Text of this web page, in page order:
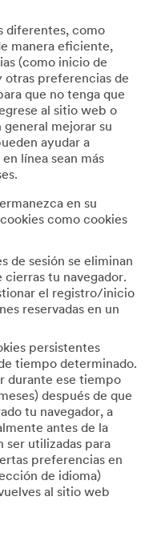
diferentes, como
manera eficiente,
(como inicio de
otras preferencias de
que no tenga que
al sitio web o
general mejorar su
ayudar a
línea sean más
en su
como cookies
de sesión se eliminan
tu navegador.
el registro/inicio
reservadas en un
persistentes
tiempo determinado.
durante ese tiempo
después de que
tu navegador, a
antes de la
ser utilizadas para
preferencias en
de idioma)
al sitio web